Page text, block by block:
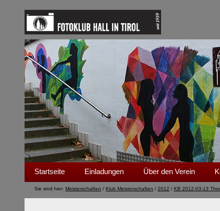
Startseite Einladungen Über den Verein
Sie sind hier: Meisterschaften / Klub Meisterschaften / 2012 / KB 2012-03-13